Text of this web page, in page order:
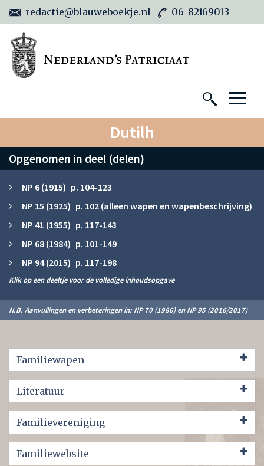
redactie@blauweboekje.nl 06-82169013
Dutilh
Opgenomen in deel (delen)
NP 6 (1915) p. 104-123
NP 15 (1925) p. 102 (alleen wapen en wapenbeschrijving)
NP 41 (1955) p. 117-143
NP 68 (1984) p. 101-149
NP 94 (2015) p. 117-198
Klik op een deeltje voor de volledige inhoudsopgave
N.B. Aanvullingen en verbeteringen in: NP 70 (1986) en NP 95 (2016/2017)
Familiewapen
Literatuur
Familievereniging
Familiewebsite